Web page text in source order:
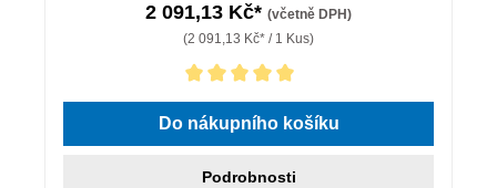
2 091,13 Kč* (včetně DPH)
(2 091,13 Kč* / 1 Kus)
Průměrné hodnocení 5 z 5 hvězd
Do nákupního košíku
Podrobnosti